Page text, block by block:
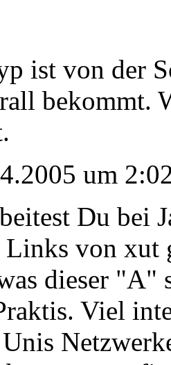
ist von der
bekommt.
um
Du bei
von xut
dieser "A"
Viel